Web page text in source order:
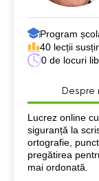
Program
40 lecții
0 de locuri
Despre
Despre mine
Lucrez online
siguranță la
ortografie,
pregătirea
mai ordonată.